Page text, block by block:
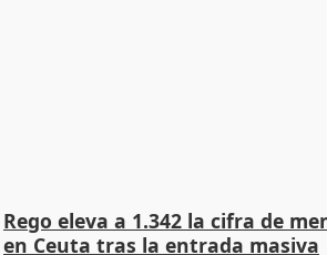
Rego eleva a 1.342 la cifra de
en Ceuta tras la entrada masiva